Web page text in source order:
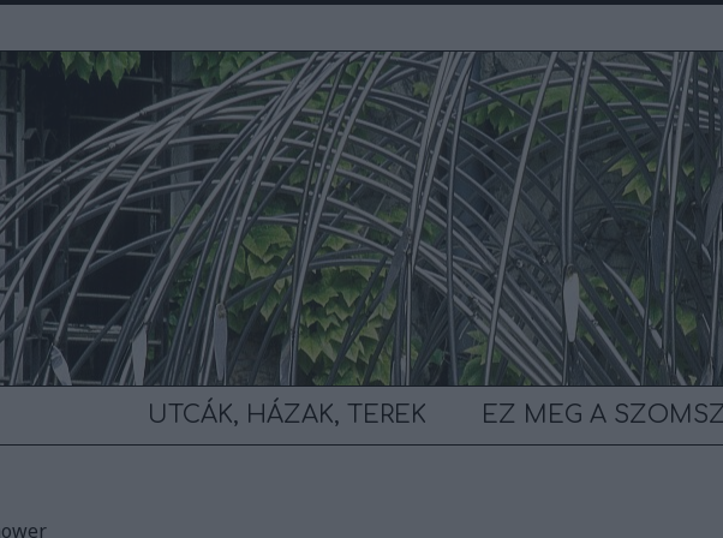
UTCÁK, HÁZAK, TEREK EZ MEG A